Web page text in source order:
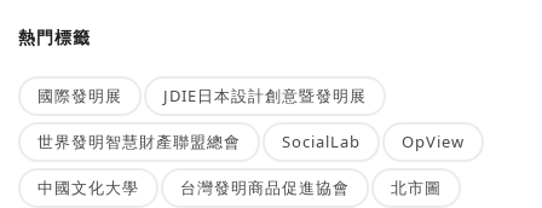
熱門標籤
國際發明展 JDIE日本設計創意暨發明展
世界發明智慧財產聯盟總會 SocialLab OpView
中國文化大學 台灣發明商品促進協會 北市圖